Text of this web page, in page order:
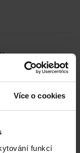
Více o cookies
funkcí